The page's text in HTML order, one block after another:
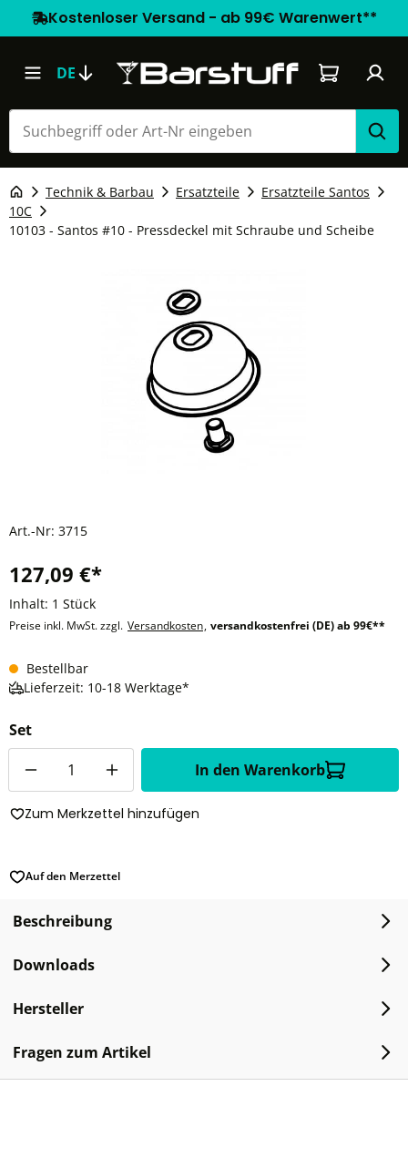
Kostenloser Versand - ab 99€ Warenwert**
DE Warenkorb
Technik & Barbau Ersatzteile
Ersatzteile Santos
10C
10103 - Santos #10 - Pressdeckel mit Schraube und Scheibe
Art.-Nr: 3715
127,09 €*
Inhalt: 1 Stück
Preise inkl. MwSt. zzgl. Versandkosten, versandkostenfrei (DE) ab 99€**
Bestellbar
Lieferzeit: 10-18 Werktage*
Set
In den Warenkorb
Zum Merkzettel hinzufügen
Auf den Merzettel
Beschreibung
Downloads
Hersteller
Fragen zum Artikel